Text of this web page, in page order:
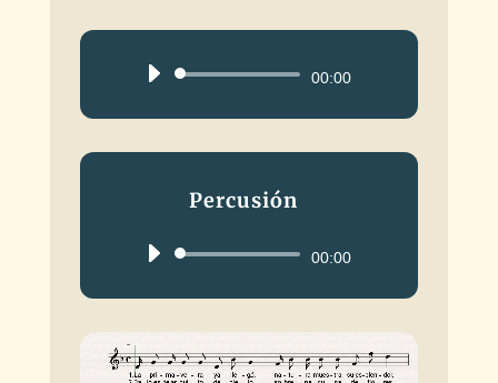
Reproductor00:00
Percusión
Reproductor00:00